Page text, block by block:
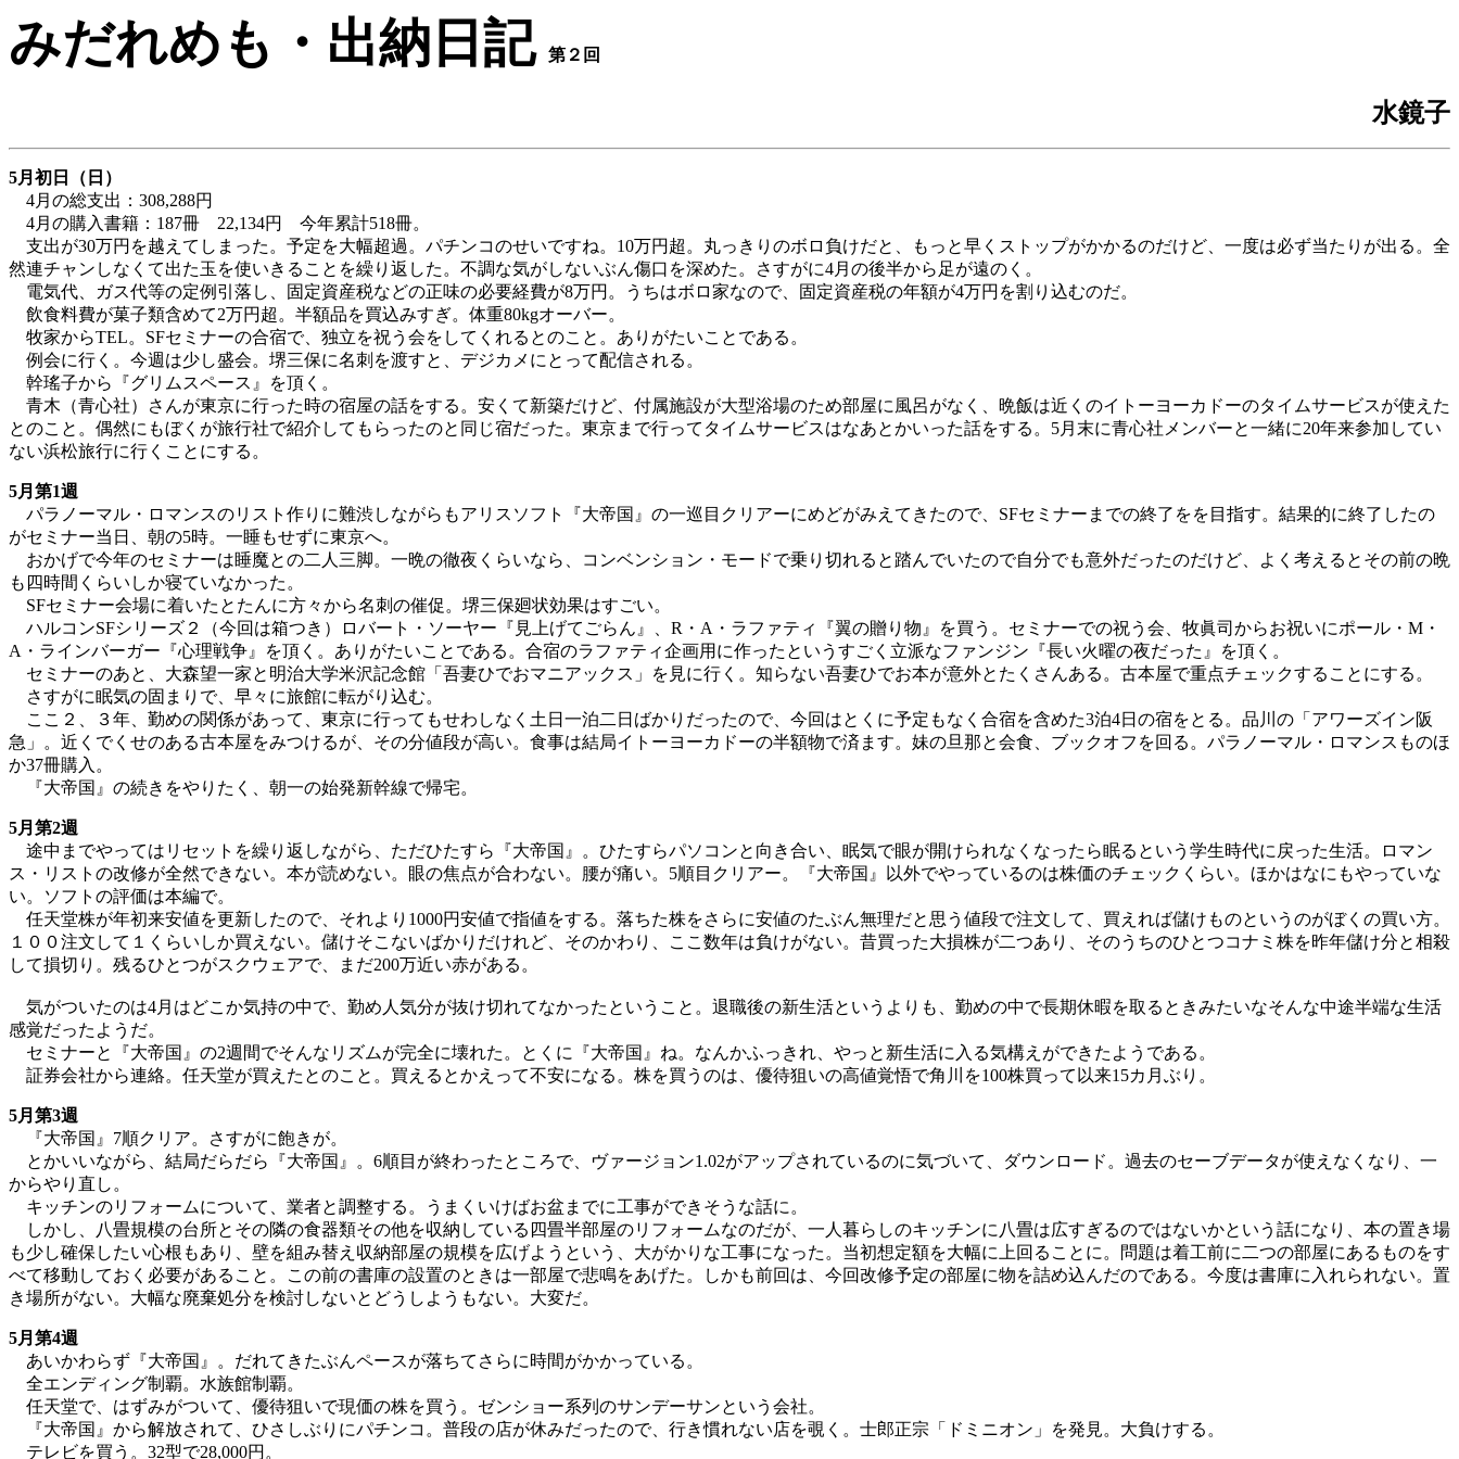
みだれめも ・出納日記 第２回
水鏡子
5月初日（日）
4月の総支出：308,288円
4月の購入書籍：187冊 22,134円 今年累計518冊。
支出が30万円を越えてしまった。予定を大幅超過。パチンコのせいですね。10万円超。丸っきりのボロ負けだと、もっと早くストップがかかるのだけど、一度は必ず当たりが出る。全
然連チャンしなくて出た玉を使いきることを繰り返した。不調な気がしないぶん傷口を深めた。さすがに4月の後半から足が遠のく。
電気代、ガス代等の定例引落し、固定資産税などの正味の必要経費が8万円。うちはボロ家なので、固定資産税の年額が4万円を割り込むのだ。
飲食料費が菓子類含めて2万円超。半額品を買込みすぎ。体重80kgオーバー。
牧家からTEL。SFセミナーの合宿で、独立を祝う会をしてくれるとのこと。ありがたいことである。
例会に行く。今週は少し盛会。堺三保に名刺を渡すと、デジカメにとって配信される。
幹瑤子から『グリムスペース』を頂く。
青木（青心社）さんが東京に行った時の宿屋の話をする。安くて新築だけど、付属施設が大型浴場のため部屋に風呂がなく、晩飯は近くのイトーヨーカドーのタイムサービスが使えた
とのこと。偶然にもぼくが旅行社で紹介してもらったのと同じ宿だった。東京まで行ってタイムサービスはなあとかいった話をする。5月末に青心社メンバーと一緒に20年来参加してい
ない浜松旅行に行くことにする。
5月第1週
パラノーマル・ロマンスのリスト作りに難渋しながらもアリスソフト『大帝国』の一巡目クリアーにめどがみえてきたので、SFセミナーまでの終了をを目指す。結果的に終了したの
がセミナー当日、朝の5時。一睡もせずに東京へ。
おかげで今年のセミナーは睡魔との二人三脚。一晩の徹夜くらいなら、コンベンション・モードで乗り切れると踏んでいたので自分でも意外だったのだけど、よく考えるとその前の晩
も四時間くらいしか寝ていなかった。
SFセミナー会場に着いたとたんに方々から名刺の催促。堺三保廻状効果はすごい。
ハルコンSFシリーズ２（今回は箱つき）ロバート・ソーヤー『見上げてごらん』、R・A・ラファティ『翼の贈り物』を買う。セミナーでの祝う会、牧眞司からお祝いにポール・M・
A・ラインバーガー『心理戦争』を頂く。ありがたいことである。合宿のラファティ企画用に作ったというすごく立派なファンジン『長い火曜の夜だった』を頂く。
セミナーのあと、大森望一家と明治大学米沢記念館「吾妻ひでおマニアックス」を見に行く。知らない吾妻ひでお本が意外とたくさんある。古本屋で重点チェックすることにする。
さすがに眠気の固まりで、早々に旅館に転がり込む。
ここ２、３年、勤めの関係があって、東京に行ってもせわしなく土日一泊二日ばかりだったので、今回はとくに予定もなく合宿を含めた3泊4日の宿をとる。品川の「アワーズイン阪
急」。近くでくせのある古本屋をみつけるが、その分値段が高い。食事は結局イトーヨーカドーの半額物で済ます。妹の旦那と会食、ブックオフを回る。パラノーマル・ロマンスものほ
か37冊購入。
『大帝国』の続きをやりたく、朝一の始発新幹線で帰宅。
5月第2週
途中までやってはリセットを繰り返しながら、ただひたすら『大帝国』。ひたすらパソコンと向き合い、眠気で眼が開けられなくなったら眠るという学生時代に戻った生活。ロマン
ス・リストの改修が全然できない。本が読めない。眼の焦点が合わない。腰が痛い。5順目クリアー。『大帝国』以外でやっているのは株価のチェックくらい。ほかはなにもやっていな
い。ソフトの評価は本編で。
任天堂株が年初来安値を更新したので、それより1000円安値で指値をする。落ちた株をさらに安値のたぶん無理だと思う値段で注文して、買えれば儲けものというのがぼくの買い方。
１００注文して１くらいしか買えない。儲けそこないばかりだけれど、そのかわり、ここ数年は負けがない。昔買った大損株が二つあり、そのうちのひとつコナミ株を昨年儲け分と相殺
して損切り。残るひとつがスクウェアで、まだ200万近い赤がある。
気がついたのは4月はどこか気持の中で、勤め人気分が抜け切れてなかったということ。退職後の新生活というよりも、勤めの中で長期休暇を取るときみたいなそんな中途半端な生活
感覚だったようだ。
セミナーと『大帝国』の2週間でそんなリズムが完全に壊れた。とくに『大帝国』ね。なんかふっきれ、やっと新生活に入る気構えができたようである。
証券会社から連絡。任天堂が買えたとのこと。買えるとかえって不安になる。株を買うのは、優待狙いの高値覚悟で角川を100株買って以来15カ月ぶり。
5月第3週
『大帝国』7順クリア。さすがに飽きが。
とかいいながら、結局だらだら『大帝国』。6順目が終わったところで、ヴァージョン1.02がアップされているのに気づいて、ダウンロード。過去のセーブデータが使えなくなり、一
からやり直し。
キッチンのリフォームについて、業者と調整する。うまくいけばお盆までに工事ができそうな話に。
しかし、八畳規模の台所とその隣の食器類その他を収納している四畳半部屋のリフォームなのだが、一人暮らしのキッチンに八畳は広すぎるのではないかという話になり、本の置き場
も少し確保したい心根もあり、壁を組み替え収納部屋の規模を広げようという、大がかりな工事になった。当初想定額を大幅に上回ることに。問題は着工前に二つの部屋にあるものをす
べて移動しておく必要があること。この前の書庫の設置のときは一部屋で悲鳴をあげた。しかも前回は、今回改修予定の部屋に物を詰め込んだのである。今度は書庫に入れられない。置
き場所がない。大幅な廃棄処分を検討しないとどうしようもない。大変だ。
5月第4週
あいかわらず『大帝国』。だれてきたぶんペースが落ちてさらに時間がかかっている。
全エンディング制覇。水族館制覇。
任天堂で、はずみがついて、優待狙いで現価の株を買う。ゼンショー系列のサンデーサンという会社。
『大帝国』から解放されて、ひさしぶりにパチンコ。普段の店が休みだったので、行き慣れない店を覗く。士郎正宗「ドミニオン」を発見。大負けする。
テレビを買う。32型で28,000円。